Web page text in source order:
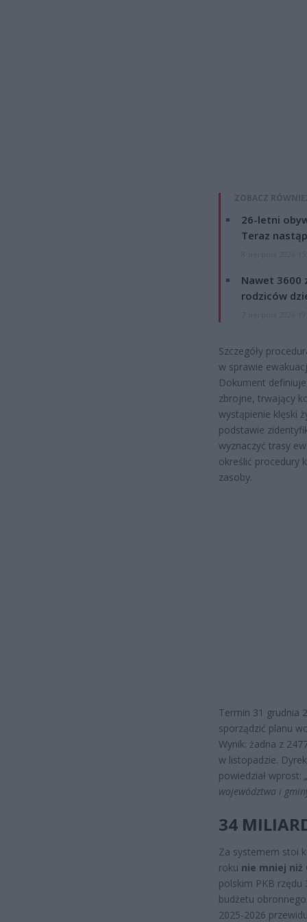
ZOBACZ
26-letni
Teraz
Nawet 3600
rodziców
Szczegóły
w sprawie
Dokument
zbrojne, trwający
wystąpienie klęski
podstawie
wyznaczyć trasy
określić procedury
zasoby.
Termin 31 grudnia
sporządzić planu
Wynik: żadna z
w listopadzie.
powiedział wprost:
województwa i
34
Za systemem stoi
roku nie mniej niż
polskim PKB rzędu
budżetu
2025-2026